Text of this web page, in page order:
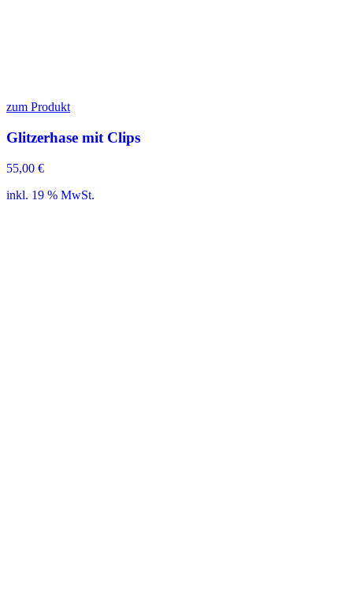
zum Produkt
Glitzerhase mit Clips
55,00 €
inkl. 19 % MwSt.